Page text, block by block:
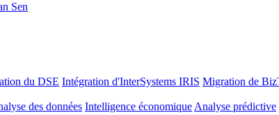
Sen
du DSE Intégration d'InterSystems IRIS Migration de
des données Intelligence économique Analyse prédictive